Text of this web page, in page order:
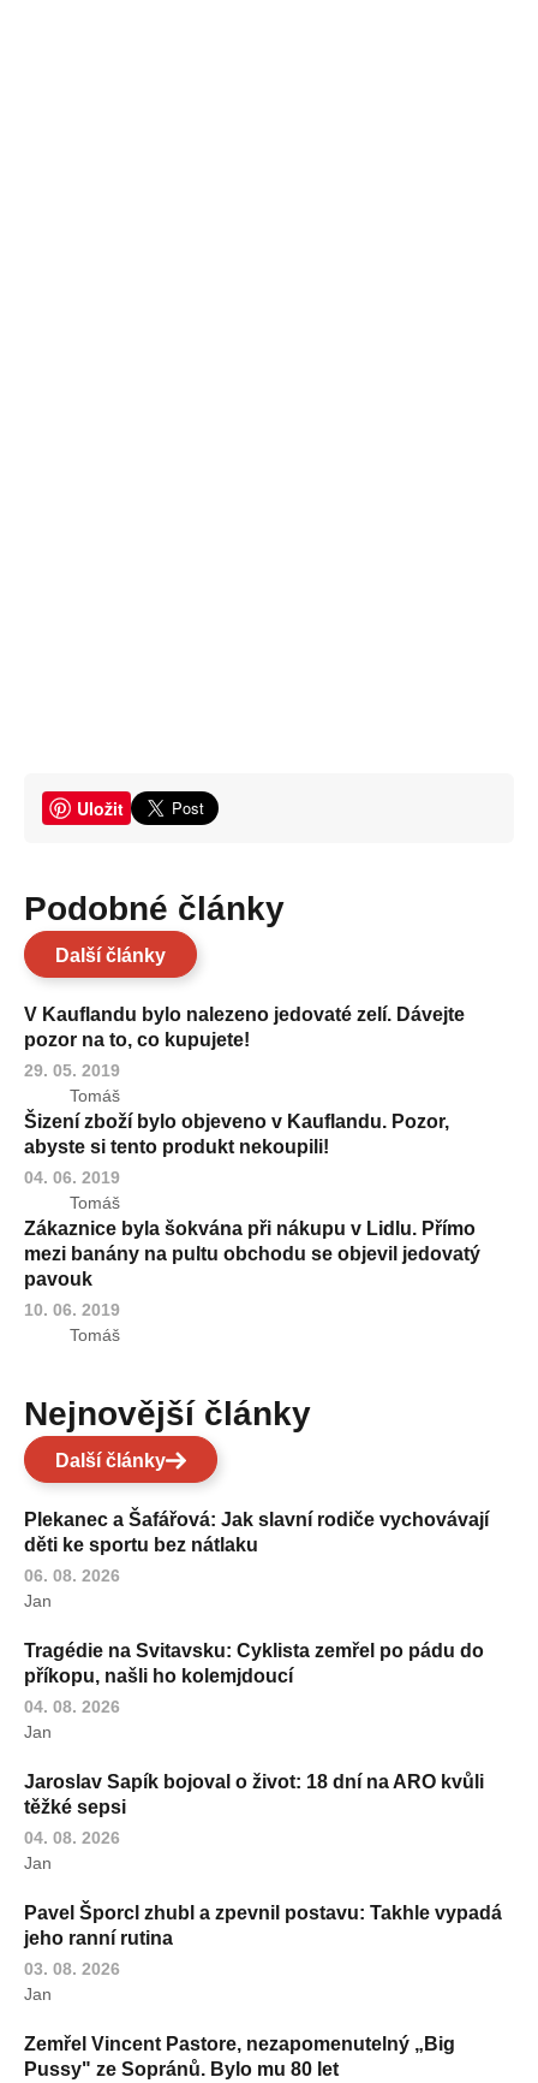
Uložit
Podobné články
Další články
V Kauflandu bylo nalezeno jedovaté zelí. Dávejte
pozor na to, co kupujete!
29. 05. 2019
Tomáš
Šizení zboží bylo objeveno v Kauflandu. Pozor,
abyste si tento produkt nekoupili!
04. 06. 2019
Tomáš
Zákaznice byla šokvána při nákupu v Lidlu. Přímo
mezi banány na pultu obchodu se objevil jedovatý
pavouk
10. 06. 2019
Tomáš
Nejnovější články
Další články
Plekanec a Šafářová: Jak slavní rodiče vychovávají
děti ke sportu bez nátlaku
06. 08. 2026
Jan
Tragédie na Svitavsku: Cyklista zemřel po pádu do
příkopu, našli ho kolemjdoucí
04. 08. 2026
Jan
Jaroslav Sapík bojoval o život: 18 dní na ARO kvůli
těžké sepsi
04. 08. 2026
Jan
Pavel Šporcl zhubl a zpevnil postavu: Takhle vypadá
jeho ranní rutina
03. 08. 2026
Jan
Zemřel Vincent Pastore, nezapomenutelný „Big
Pussy" ze Sopránů. Bylo mu 80 let